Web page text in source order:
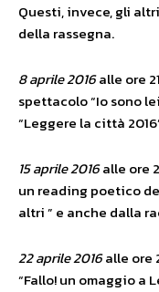
Questi, invece, gli
della rassegna.
8 aprile 2016alle ore
spettacolo “Io sono
“Leggere la città
15 aprile 2016alle ore
un reading poetico
altri ” e anche dalla
22 aprile 2016alle ore
“Fallo! un omaggio a